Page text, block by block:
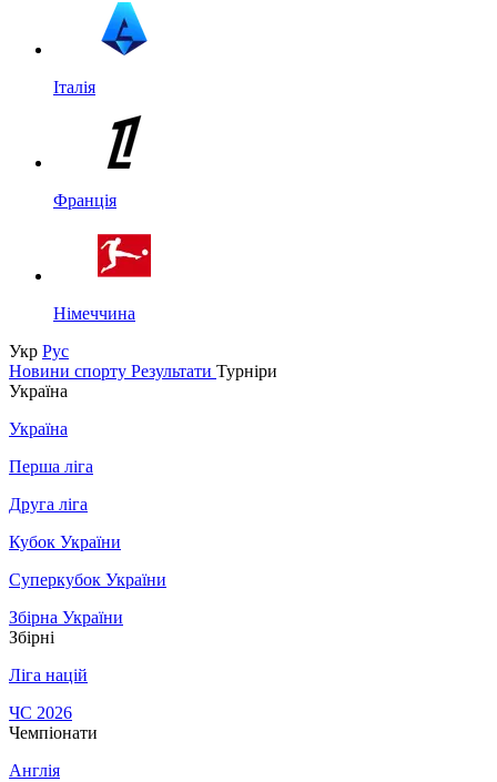
Італія
Франція
Німеччина
Укр Рус
Новини спорту Результати Турніри
Україна
Україна
Перша ліга
Друга ліга
Кубок України
Суперкубок України
Збірна України
Збірні
Ліга націй
ЧС 2026
Чемпіонати
Англія